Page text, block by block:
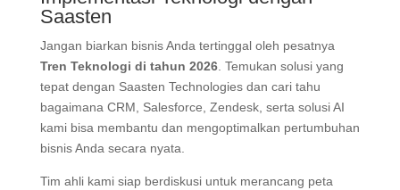
Saasten
Jangan biarkan bisnis Anda tertinggal oleh pesatnya
Tren Teknologi di tahun 2026. Temukan solusi yang
tepat dengan Saasten Technologies dan cari tahu
bagaimana CRM, Salesforce, Zendesk, serta solusi AI
kami bisa membantu dan mengoptimalkan pertumbuhan
bisnis Anda secara nyata.
Tim ahli kami siap berdiskusi untuk merancang peta